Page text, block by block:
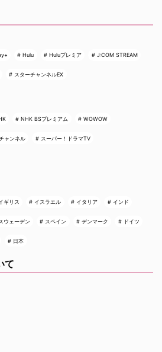
Hulu Huluプレミア J:COM STREAM
スターチャンネルEX
NHK BSプレミアム WOWOW
ャンネル スーパー！ドラマTV
ギリス イスラエル イタリア インド
ウェーデン スペイン デンマーク ドイツ
日本
て